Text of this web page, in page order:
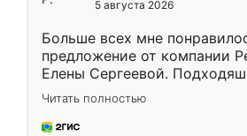
5 августа 2026
Больше всех мне
предложение от компании
Елены Сергеевой.
короткие сроки
для замера сотрудник
предложил по моему эскизу
Читать полностью